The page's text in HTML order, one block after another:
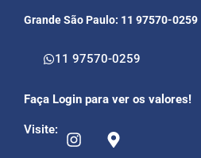
Grande São Paulo: 11 97570-0259
11 97570-0259
Faça Login para ver os valores!
Visite: